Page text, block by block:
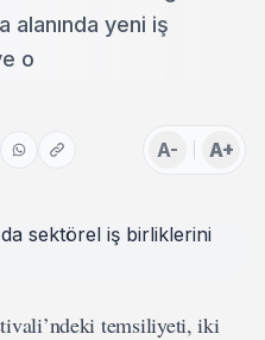
alanında yeni iş
o
A- A+
temsiliyeti, iki